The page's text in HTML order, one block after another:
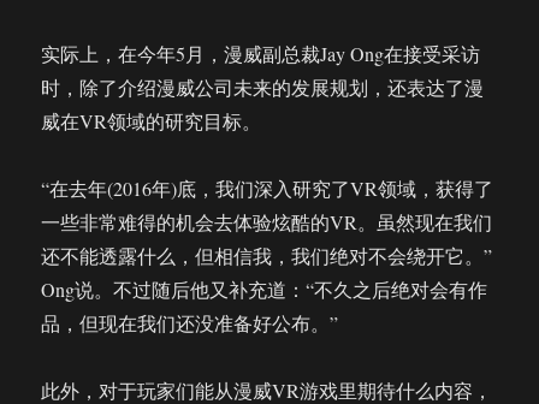
实际上，在今年5月，漫威副总裁Jay Ong在接受采访
时，除了介绍漫威公司未来的发展规划，还表达了漫
威在VR领域的研究目标。
“在去年(2016年)底，我们深入研究了VR领域，获得了
一些非常难得的机会去体验炫酷的VR。虽然现在我们
还不能透露什么，但相信我，我们绝对不会绕开它。”
Ong说。不过随后他又补充道：“不久之后绝对会有作
品，但现在我们还没准备好公布。”
此外，对于玩家们能从漫威VR游戏里期待什么内容，